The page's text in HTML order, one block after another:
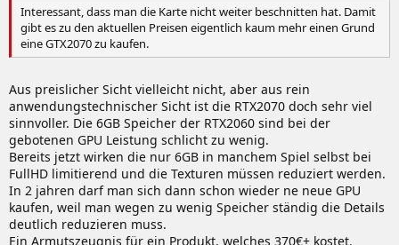
Interessant, dass man die Karte nicht weiter beschnitten hat. Damit
gibt es zu den aktuellen Preisen eigentlich kaum mehr einen Grund
eine GTX2070 zu kaufen.
Aus preislicher Sicht vielleicht nicht, aber aus rein
anwendungstechnischer Sicht ist die RTX2070 doch sehr viel
sinnvoller. Die 6GB Speicher der RTX2060 sind bei der
gebotenen GPU Leistung schlicht zu wenig.
Bereits jetzt wirken die nur 6GB in manchem Spiel selbst bei
FullHD limitierend und die Texturen müssen reduziert werden.
In 2 jahren darf man sich dann schon wieder ne neue GPU
kaufen, weil man wegen zu wenig Speicher ständig die Details
deutlich reduzieren muss.
Ein Armutszeugnis für ein Produkt, welches 370€+ kostet.